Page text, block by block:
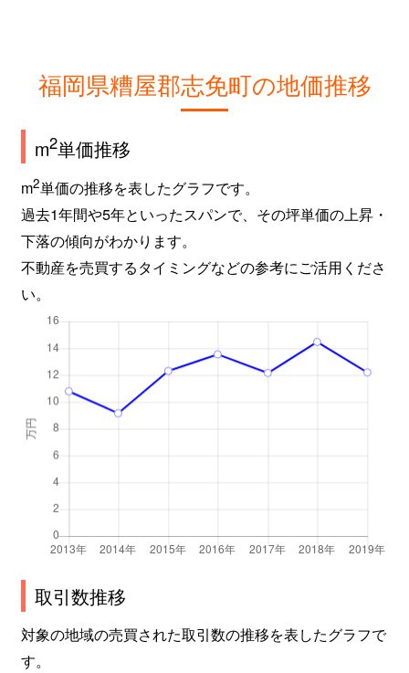
福岡県糟屋郡志免町の地価推移
m2単価推移
m2単価の推移を表したグラフです。
過去1年間や5年といったスパンで、その坪単価の上昇・
下落の傾向がわかります。
不動産を売買するタイミングなどの参考にご活用くださ
い。
取引数推移
対象の地域の売買された取引数の推移を表したグラフで
す。